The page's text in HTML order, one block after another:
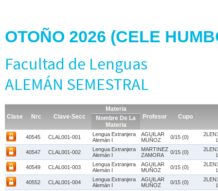
OTOÑO 2026 (CELE
Facultad de Lenguas
ALEMÁN SEMESTRAL
Clase Nrc Clave-Secc
Materia
Profesor
Cupo
Nombre De La
Materia
40545 CLAL001-001
Lengua Extranjera
Alemán I
AGUILAR
MUÑOZ
0/15 (0)
40547 CLAL001-002
Lengua Extranjera
Alemán I
MARTINEZ
ZAMORA
0/15 (0)
40549 CLAL001-003
Lengua Extranjera
Alemán I
AGUILAR
MUÑOZ
0/15 (0)
40552 CLAL001-004
Lengua Extranjera
Alemán I
AGUILAR
MUÑOZ
0/15 (0)